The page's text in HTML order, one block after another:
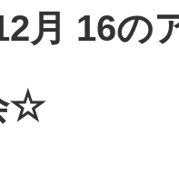
月 16の
☆